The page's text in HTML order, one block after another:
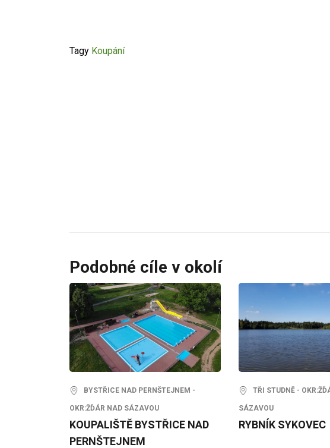
Tagy Koupání
Podobné cíle v okolí
BYSTŘICE NAD PERNŠTEJNEM -
OKR:ŽĎÁR NAD SÁZAVOU
KOUPALIŠTĚ BYSTŘICE NAD
PERNŠTEJNEM
TŘI STUDNĚ -
SÁZAVOU
RYBNÍK SYKOVEC